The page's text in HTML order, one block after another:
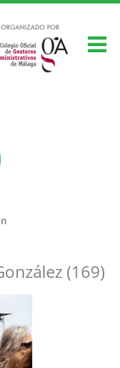
(169)